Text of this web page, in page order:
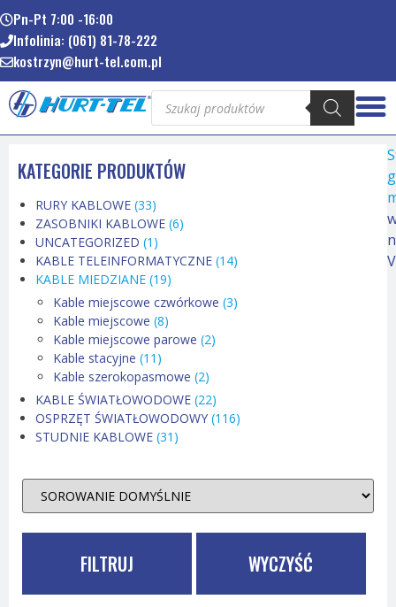
Pn-Pt 7:00 -16:00
Infolinia: (061) 81-78-222
kostrzyn@hurt-tel.com.pl
KATEGORIE PRODUKTÓW
RURY KABLOWE (33)
ZASOBNIKI KABLOWE (6)
UNCATEGORIZED (1)
KABLE TELEINFORMATYCZNE (14)
KABLE MIEDZIANE (19)
Kable miejscowe czwórkowe (3)
Kable miejscowe (8)
Kable miejscowe parowe (2)
Kable stacyjne (11)
Kable szerokopasmowe (2)
KABLE ŚWIATŁOWODOWE (22)
OSPRZĘT ŚWIATŁOWODOWY (116)
STUDNIE KABLOWE (31)
FILTRUJ WYCZYŚĆ